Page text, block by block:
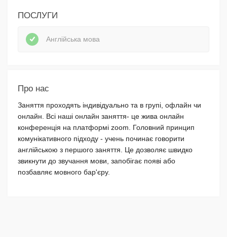
ПОСЛУГИ
Англійська мова
Про нас
Заняття проходять індивідуально та в групі, офлайн чи
онлайн. Всі наші онлайн заняття- це жива онлайн
конференція на платформі zoom. Головний принцип
комунікативного підходу - учень починає говорити
англійською з першого заняття. Це дозволяє швидко
звикнути до звучання мови, запобігає появі або
позбавляє мовного бар'єру.